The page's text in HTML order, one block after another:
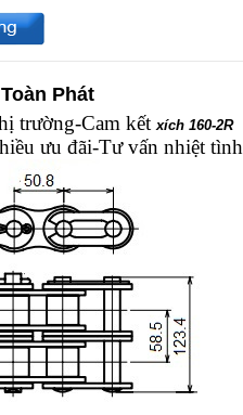
Phát
trường-Cam kết xích 160-2R
ưu đãi-Tư vấn nhiệt tình